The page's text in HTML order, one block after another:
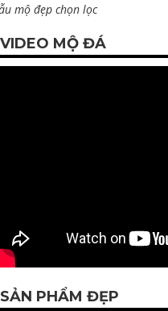
mộ đẹp chọn lọc
VIDEO MỘ ĐÁ
SẢN PHẨM ĐẸP